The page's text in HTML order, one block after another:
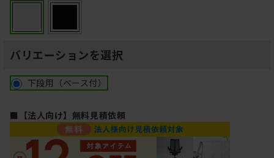
バリエーションを選択
下段用（ベース付）
■【法人向け】無料見積依頼